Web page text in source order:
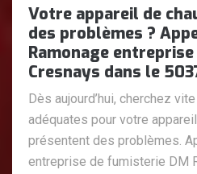
Votre appareil de
des problèmes ?
Ramonage
Cresnays dans le
Dès aujourd’hui, cherchez
adéquates pour votre
présentent des problèmes.
entreprise de fumisterie DM